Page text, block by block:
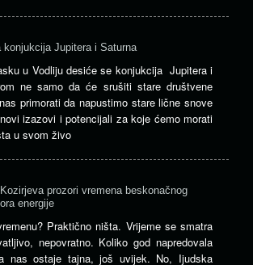
konjukcija Jupitera i Saturna
u Vodliju desiće se konjukcija Jupitera i
ne samo da će srušiti stare društvene
primorati da napustimo stare lične snove
izazovi i potencijali za koje ćemo morati
u svom živo
prozori vremena beskonačnog
energije
Praktično ništa. Vrijeme se smatra
nepovratno. Koliko god napredovala
nas ostaje tajna, još uvijek. No, Ijudska